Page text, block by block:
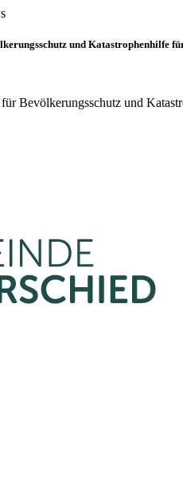
und Katastrophenhilfe
Bevölkerungsschutz und